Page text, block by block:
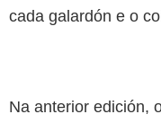
cada galardón e o
Na anterior edición,